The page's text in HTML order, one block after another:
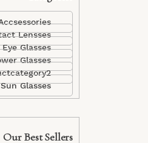
Lensses
Eye Glasses
Glasses
Sun Glasses
Our Best Sellers